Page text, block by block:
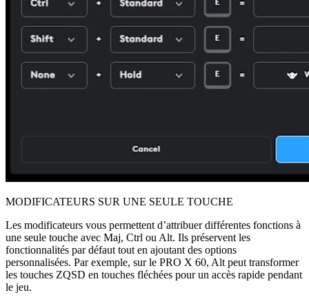
MODIFICATEURS SUR UNE SEULE TOUCHE
Les modificateurs vous permettent d’attribuer différentes fonctions à
une seule touche avec Maj, Ctrl ou Alt. Ils préservent les
fonctionnalités par défaut tout en ajoutant des options
personnalisées. Par exemple, sur le PRO X 60, Alt peut transformer
les touches ZQSD en touches fléchées pour un accès rapide pendant
le jeu.